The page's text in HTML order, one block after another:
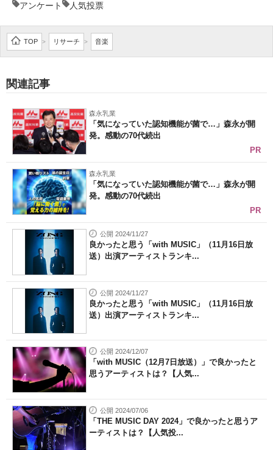
アンケート 人気投票
TOP > リサーチ > 音楽
関連記事
森永乳業
「気になっていた認知機能が菌で…」森永が開
発。感動の70代続出
PR
森永乳業
「気になっていた認知機能が菌で…」森永が開
発。感動の70代続出
PR
公開 2024/11/27
良かったと思う「with MUSIC」（11月16日放
送）出演アーティストランキ...
公開 2024/11/27
良かったと思う「with MUSIC」（11月16日放
送）出演アーティストランキ...
公開 2024/12/07
「with MUSIC（12月7日放送）」で良かったと
思うアーティストは？【人気...
公開 2024/07/06
「THE MUSIC DAY 2024」で良かったと思うア
ーティストは？【人気投...